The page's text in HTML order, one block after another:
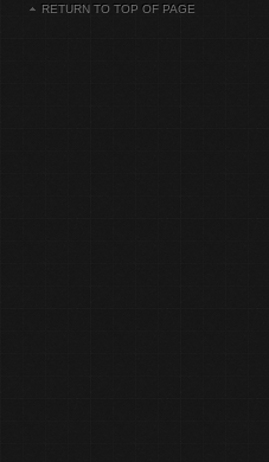
RETURN TO TOP OF PAGE